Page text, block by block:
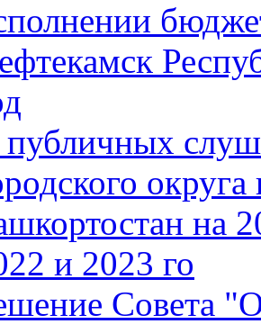
на
и 2023 го
Совета